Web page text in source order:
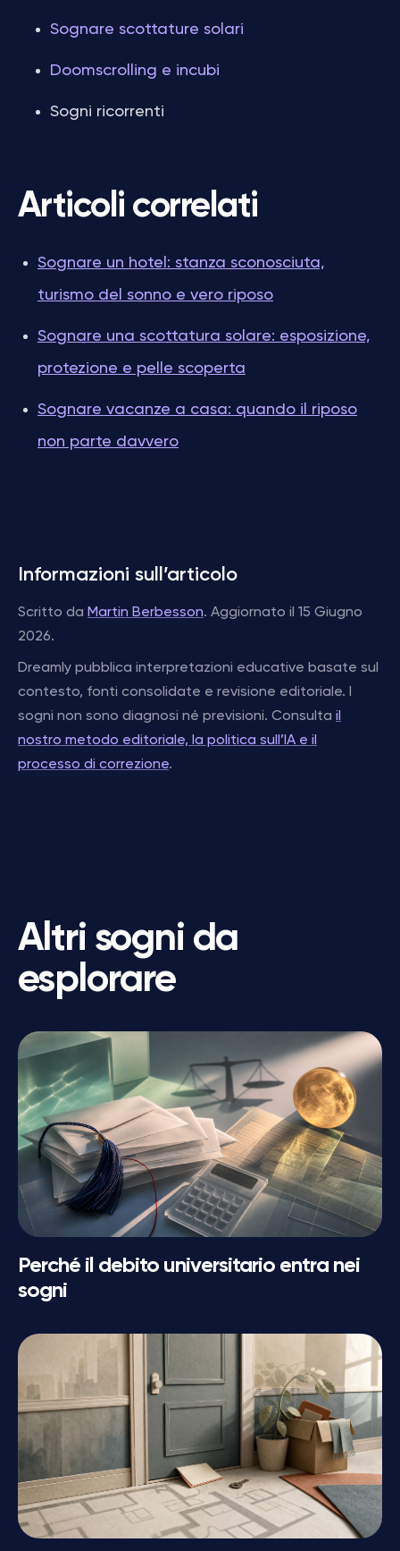
Sognare scottature solari
Doomscrolling e incubi
Sogni ricorrenti
Articoli correlati
Sognare un hotel: stanza sconosciuta,
turismo del sonno e vero riposo
Sognare una scottatura solare: esposizione,
protezione e pelle scoperta
Sognare vacanze a casa: quando il riposo
non parte davvero
Informazioni sull’articolo
Scritto da Martin Berbesson. Aggiornato il 15 Giugno
2026.
Dreamly pubblica interpretazioni educative basate sul
contesto, fonti consolidate e revisione editoriale. I
sogni non sono diagnosi né previsioni. Consulta il
nostro metodo editoriale, la politica sull’IA e il
processo di correzione.
Altri sogni da
esplorare
Perché il debito universitario entra nei
sogni